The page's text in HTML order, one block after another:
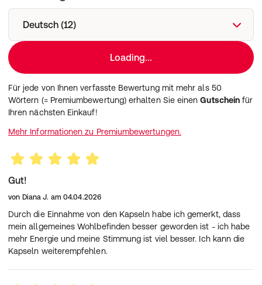
Sind die Plus Kapseln für Vegetarier geeignet?
Die Kapselhülle besteht aus Gelatine (Rind). Daher sind
Nahrungsergänzungsmitteln kombinieren?
auf die Gesamtzufuhr an Vitaminen und Mineralstoffen
und frage im Zweifel einen Arzt oder Ernährungsberater.
Deutsch (12)
Loading...
Für jede von Ihnen verfasste Bewertung mit mehr als 50
Wörtern (= Premiumbewertung) erhalten Sie einenGutschein für
Ihren nächsten Einkauf!
Mehr Informationen zu Premiumbewertungen.
Gut!
von Diana J. am 04.04.2026
Durch die Einnahme von den Kapseln habe ich gemerkt, dass
mein allgemeines Wohlbefinden besser geworden ist - ich habe
mehr Energie und meine Stimmung ist viel besser. Ich kann die
Kapseln weiterempfehlen.